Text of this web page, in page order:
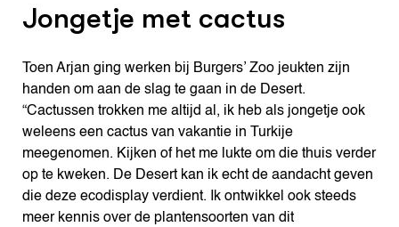
Jongetje met cactus
Toen Arjan ging werken bij Burgers’ Zoo jeukten zijn
handen om aan de slag te gaan in de Desert.
“Cactussen trokken me altijd al, ik heb als jongetje ook
weleens een cactus van vakantie in Turkije
meegenomen. Kijken of het me lukte om die thuis verder
op te kweken. De Desert kan ik echt de aandacht geven
die deze ecodisplay verdient. Ik ontwikkel ook steeds
meer kennis over de plantensoorten van dit